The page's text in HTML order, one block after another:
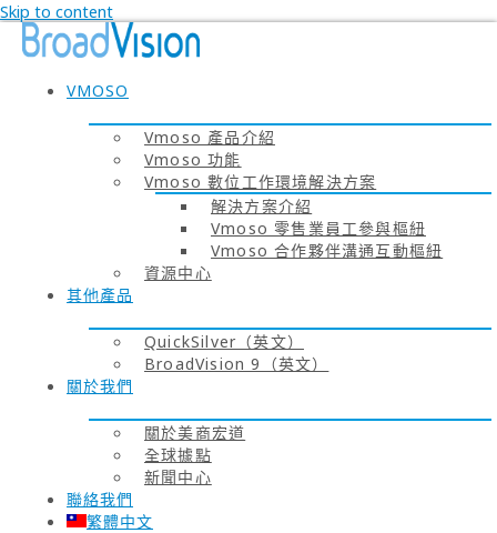
Skip to content
VMOSO
Vmoso 產品介紹
Vmoso 功能
Vmoso 數位工作環境解決方案
解決方案介紹
Vmoso 零售業員工參與樞紐
Vmoso 合作夥伴溝通互動樞紐
資源中心
其他產品
QuickSilver（英文）
BroadVision 9（英文）
關於我們
關於美商宏道
全球據點
新聞中心
聯絡我們
繁體中文